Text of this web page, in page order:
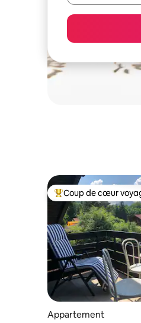
Coups de cœur
Coup de cœur
Appartement